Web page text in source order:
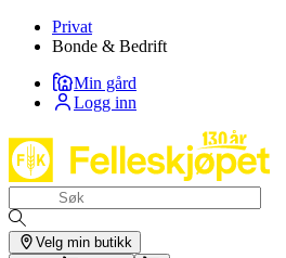
Privat
Bonde & Bedrift
Min gård
Logg inn
Velg min butikk